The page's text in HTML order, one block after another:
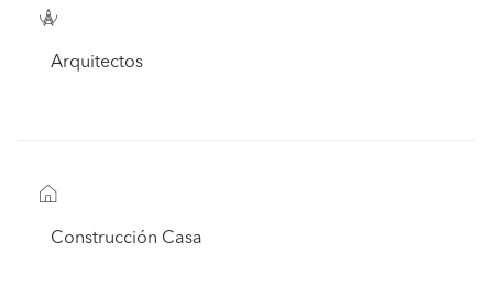
Arquitectos
Construcción Casa